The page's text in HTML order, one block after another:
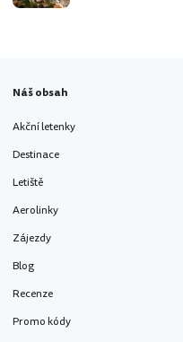
Náš obsah
Akční letenky
Destinace
Letiště
Aerolinky
Zájezdy
Blog
Recenze
Promo kódy